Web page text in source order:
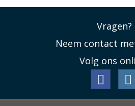
Lees
Vragen?
Neem contact
Volg ons